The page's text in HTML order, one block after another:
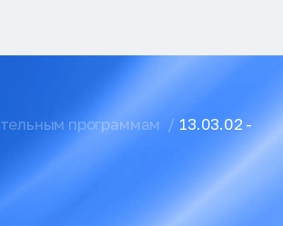
программам 13.03.02 -